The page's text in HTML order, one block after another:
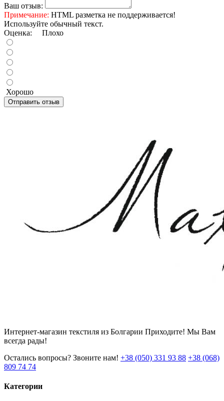
Ваш отзыв:
Примечание: HTML разметка не поддерживается!
Используйте обычный текст.
Оценка: Плохо
Хорошо
Отправить отзыв
Интернет-магазин текстиля из Болгарии Приходите! Мы Вам
всегда рады!
Остались вопросы? Звоните нам! +38 (050) 331 93 88 +38 (068)
809 74 74
Категории